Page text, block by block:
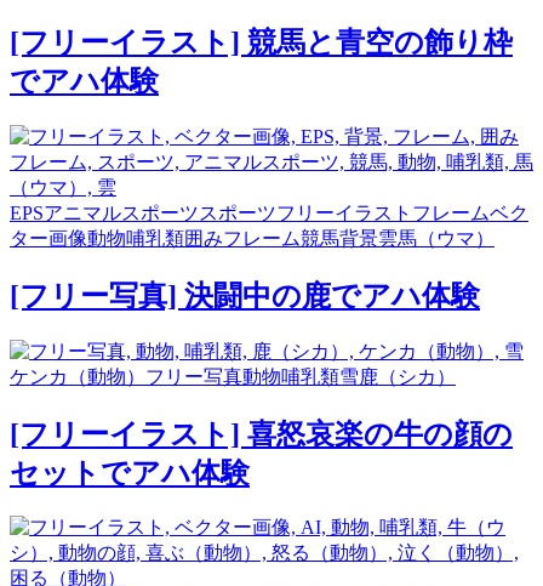
[フリーイラスト] 競馬と青空の飾り枠
でアハ体験
EPSアニマルスポーツスポーツフリーイラスト フレームベク
ター画像動物哺乳類囲みフレーム競馬背景雲馬（ウマ）
[フリー写真] 決闘中の鹿でアハ体験
ケンカ（動物） フリー写真動物哺乳類雪鹿（シカ）
[フリーイラスト] 喜怒哀楽の牛の顔の
セットでアハ体験